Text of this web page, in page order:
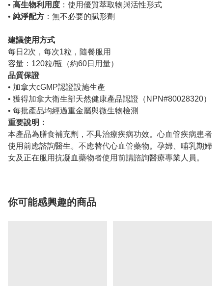
• 高生物利用度 ：使用優質萃取物與活性形式
• 純淨配方 ：無不必要的賦形劑
建議使用方式
每日2次，每次1粒，隨餐服用
容量：120粒/瓶（約60日用量）
品質保證
• 加拿大cGMP認證設施生產
• 獲得加拿大衛生部天然健康產品認證（NPN#80028320）
• 每批產品均經過重金屬與微生物檢測
重要說明：
本產品為膳食補充劑，不具治療疾病功效。心血管疾病患者
使用前應諮詢醫生。不應替代心血管藥物。孕婦、哺乳期婦
女及正在服用抗凝血藥物者使用前請諮詢醫療專業人員。
你可能感興趣的商品